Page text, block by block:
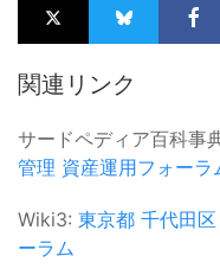
関連リンク
サードペディア百科事
管理 資産運用フォーラ
Wiki3: 東京都 千代田区
ーラム